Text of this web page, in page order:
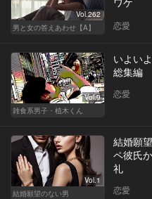
Vol.262
男と女の答えあわせ【A】
恋愛
Vol.9
雑食系男子・植木くん
いよい
総集編
恋愛
Vol.1
結婚願望のない男
結婚願
ペ彼氏
礼
恋愛